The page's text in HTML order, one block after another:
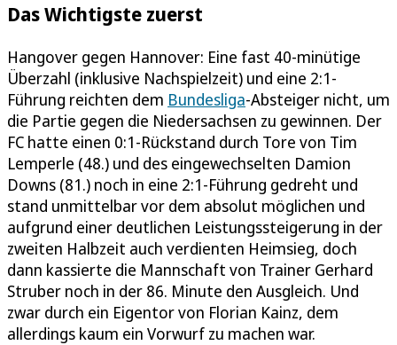
Das Wichtigste zuerst
Hangover gegen Hannover: Eine fast 40-minütige
Überzahl (inklusive Nachspielzeit) und eine 2:1-
Führung reichten dem Bundesliga-Absteiger nicht, um
die Partie gegen die Niedersachsen zu gewinnen. Der
FC hatte einen 0:1-Rückstand durch Tore von Tim
Lemperle (48.) und des eingewechselten Damion
Downs (81.) noch in eine 2:1-Führung gedreht und
stand unmittelbar vor dem absolut möglichen und
aufgrund einer deutlichen Leistungssteigerung in der
zweiten Halbzeit auch verdienten Heimsieg, doch
dann kassierte die Mannschaft von Trainer Gerhard
Struber noch in der 86. Minute den Ausgleich. Und
zwar durch ein Eigentor von Florian Kainz, dem
allerdings kaum ein Vorwurf zu machen war.